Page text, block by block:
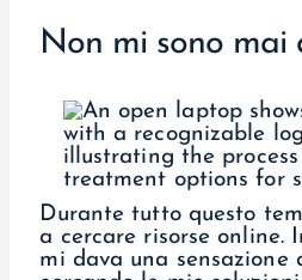
Non mi sono mai
Durante tutto questo
a cercare risorse online.
mi dava una sensazione